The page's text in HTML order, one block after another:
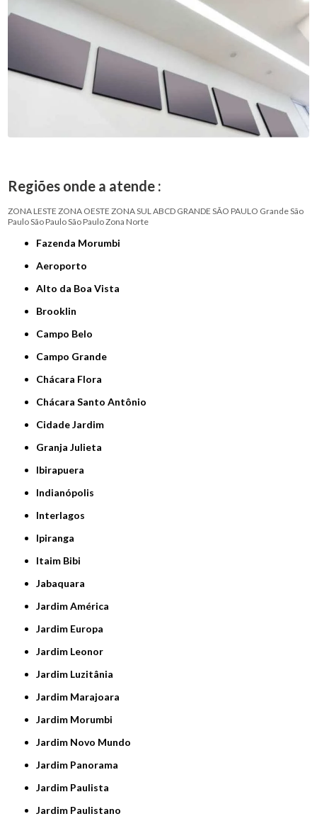
Regiões onde a atende :
ZONA LESTE ZONA OESTE ZONA SULABCD GRANDE SÃO PAULO Grande São
PauloSão PauloSão PauloZona Norte
Fazenda Morumbi
Aeroporto
Alto da Boa Vista
Brooklin
Campo Belo
Campo Grande
Chácara Flora
Chácara Santo Antônio
Cidade Jardim
Granja Julieta
Ibirapuera
Indianópolis
Interlagos
Ipiranga
Itaim Bibi
Jabaquara
Jardim América
Jardim Europa
Jardim Leonor
Jardim Luzitânia
Jardim Marajoara
Jardim Morumbi
Jardim Novo Mundo
Jardim Panorama
Jardim Paulista
Jardim Paulistano